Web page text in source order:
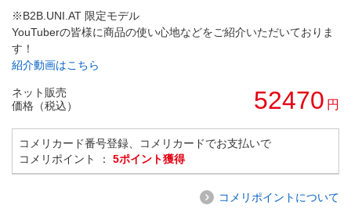
※B2B.UNI.AT 限定モデル
YouTuberの皆様に商品の使い心地などをご紹介いただいておりま
す！
紹介動画はこちら
ネット販売
価格（税込）
52470 円
コメリカード番号登録、コメリカードでお支払いで
コメリポイント ： 5ポイント獲得
コメリポイントについて